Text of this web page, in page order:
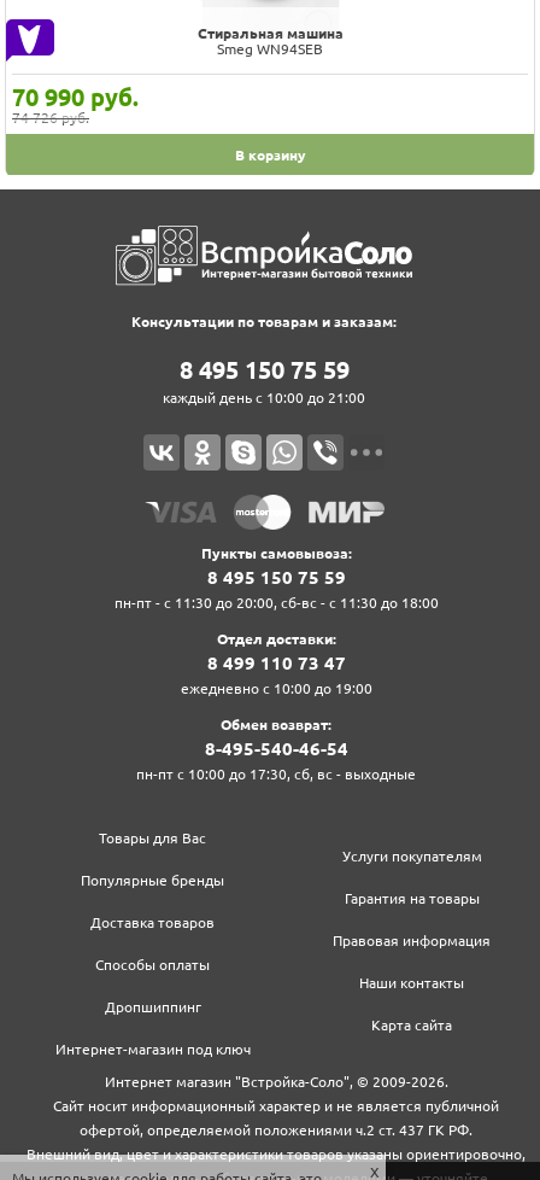
Стиральная машина
Smeg WN94SEB
70 990 руб.
74 726 руб.
В корзину
Консультации по товарам и заказам:
8‍ 4‍9‍5‍ 1‍5‍0‍ 7‍5‍ 5‍9‍
каждый день с 10:00 до 21:00
Пункты самовывоза:
8‍ 4‍9‍5‍ 1‍5‍0‍ 7‍5‍ 5‍9‍
пн-пт - с 11:30 до 20:00, сб-вс - с 11:30 до 18:00
Отдел доставки:
8‍ 4‍9‍9‍ 1‍1‍0‍ 7‍3‍ 4‍7‍
ежедневно с 10:00 до 19:00
Обмен возврат:
8‍-4‍9‍5‍-5‍4‍0‍-4‍6‍-5‍4‍
пн-пт с 10:00 до 17:30, сб, вс - выходные
Товары для Вас
Популярные бренды
Доставка товаров
Способы оплаты
Дропшиппинг
Интернет-магазин под ключ
Услуги покупателям
Гарантия на товары
Правовая информация
Наши контакты
Карта сайта
Интернет магазин "Встройка-Соло", © 2009-2026.
Сайт носит информационный характер и не является публичной
офертой, определяемой положениями ч.2 ст. 437 ГК РФ.
Внешний вид, цвет и характеристики товаров указаны ориентировочно,